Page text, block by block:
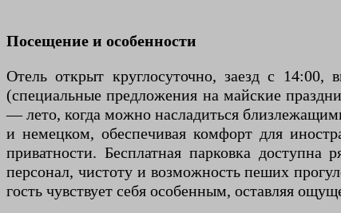
Посещение и особенности
Отель открыт круглосуточно, заезд с
(специальные предложения на майские
— лето, когда можно насладиться
и немецком, обеспечивая комфорт для
приватности. Бесплатная парковка
персонал, чистоту и возможность пеших
гость чувствует себя особенным, оставляя